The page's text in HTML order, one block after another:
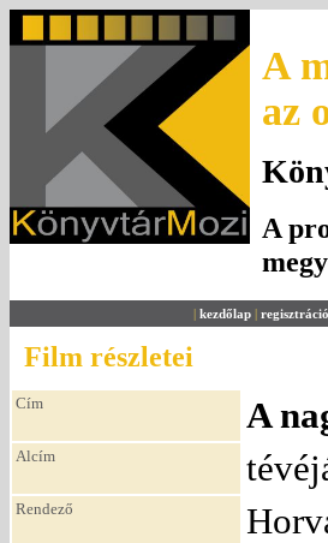
A
az
A
| kezdőlap | regisztráció
Film részletei
Cím A
Alcím
Rendező